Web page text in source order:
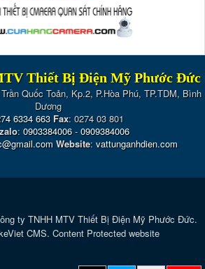
Thiết Bị Điện Mỹ Phước Đức
Quốc Toản, Kp.2, P.Hòa Phú, TP.TDM, Bình
Dương
6334 663 Fax: 0274 03 801
: 0903384006-0909384006
Website: vattunganhdien.com
ty TNHH MTV Thiết Bị Điện Mỹ Phước Đức.
CMS. Content Protected website